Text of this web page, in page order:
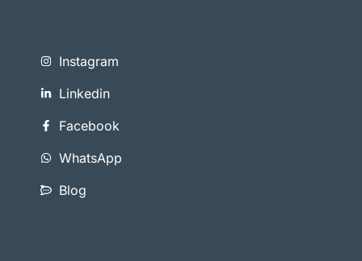
Instagram
Linkedin
Facebook
WhatsApp
Blog